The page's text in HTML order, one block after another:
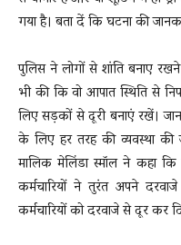
गया है। बता दें कि घटना की
पुलिस ने लोगों से शांति बनाए
भी की कि वो आपात स्थिति से
लिए सड़कों से दूरी बनाएं रखें।
के लिए हर तरह की व्यवस्था की
मालिक मेलिंडा स्मॉल ने कहा
कर्मचारियों ने तुरंत अपने
कर्मचारियों को दरवाजे से दूर कर